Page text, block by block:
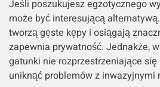
Jeśli poszukujesz egzotycznego
może być interesującą
tworzą gęste kępy i osiągają
zapewnia prywatność. Jednakże,
gatunki nie rozprzestrzeniające
uniknąć problemów z inwazyjnymi